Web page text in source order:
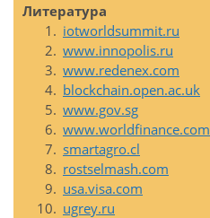
Литература
iotworldsummit.ru
www.innopolis.ru
www.redenex.com
blockchain.open.ac.uk
www.gov.sg
www.worldfinance.com
smartagro.cl
rostselmash.com
usa.visa.com
ugrey.ru